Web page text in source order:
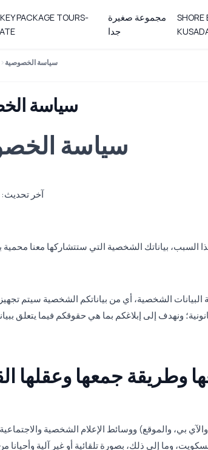
PACKAGE TOURS-
مجموعة صغيرة
جدا
SHORE
سياسة الخصوصية
سياسة
سياسة
آخر تحديث: 18/07/2024
السبب، بياناتك الشخصية التي ستتشاركها معنا
الشخصية، أي من بياناتكم الشخصية سيتم
وطريقة جمعها وعقلها
بي، والموقع) ووسائط الإعلام الشخصية
وما إلى ذلك، بصورة تلقائية أو غير آلية وأحيانا